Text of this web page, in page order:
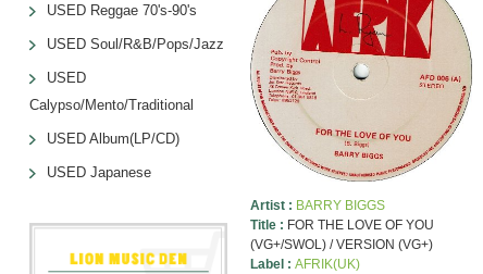
Artist : BARRY BIGGS
Title : FOR THE LOVE OF YOU
(VG+/SWOL) / VERSION (VG+)
Label :AFRIK(UK)
USED Reggae 70's-90's
USED Soul/R&B/Pops/Jazz
USED
Calypso/Mento/Traditional
USED Album(LP/CD)
USED Japanese